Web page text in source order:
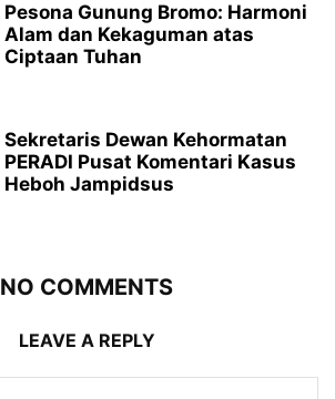
Pesona Gunung Bromo: Harmoni
Alam dan Kekaguman atas
Ciptaan Tuhan
Sekretaris Dewan Kehormatan
PERADI Pusat Komentari Kasus
Heboh Jampidsus
NO COMMENTS
LEAVE A REPLY